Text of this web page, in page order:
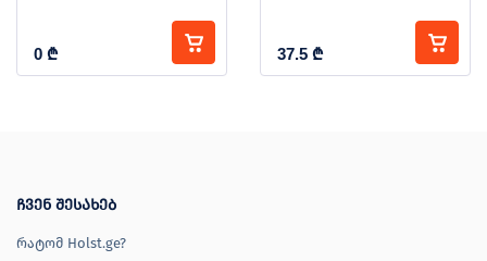
0 ₾ 37.5 ₾
ჩვენ შესახებ
რატომ Holst.ge?